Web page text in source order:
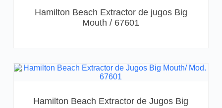
Hamilton Beach Extractor de jugos Big
Mouth / 67601
Hamilton Beach Extractor de Jugos Big